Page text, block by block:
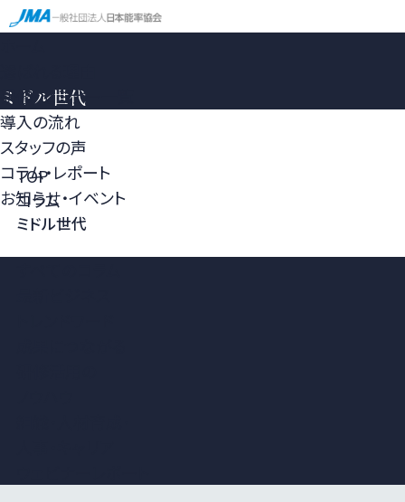
研修・セミナー一覧
導入の流れ
スタッフの声
コラム・レポート
お知らせ・イベント
ミドル世代
TOP
コラム
ミドル世代